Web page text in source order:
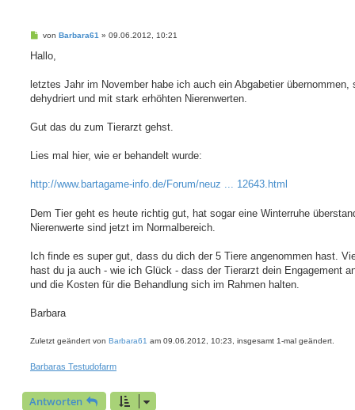
B
i
a
von Barbara61 » 09.06.2012, 10:21
Hallo,
letztes Jahr im November habe ich auch ein Abgabetier übernommen,
dehydriert und mit stark erhöhten Nierenwerten.
Gut das du zum Tierarzt gehst.
Lies mal hier, wie er behandelt wurde:
http://www.bartagame-info.de/Forum/neuz ... 12643.html
Dem Tier geht es heute richtig gut, hat sogar eine Winterruhe
Nierenwerte sind jetzt im Normalbereich.
Ich finde es super gut, dass du dich der 5 Tiere angenommen hast.
hast du ja auch - wie ich Glück - dass der Tierarzt dein Engagement
und die Kosten für die Behandlung sich im Rahmen halten.
Barbara
Zuletzt geändert von Barbara61 am 09.06.2012, 10:23, insgesamt 1-mal geändert.
Barbaras Testudofarm
Antworten